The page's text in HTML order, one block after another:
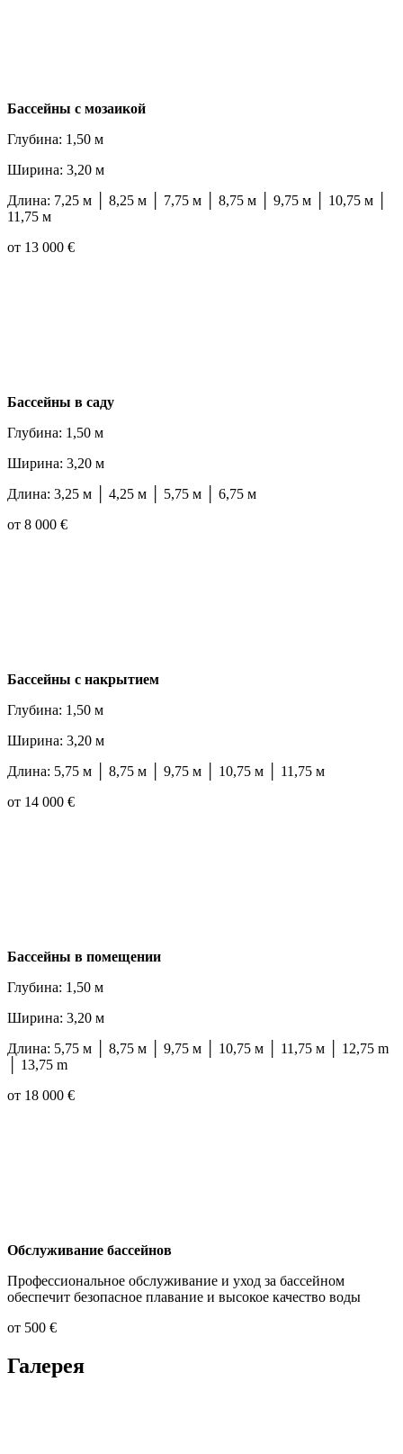
Бассейны с мозаикой
Глубина: 1,50 м
Ширина: 3,20 м
Длина: 7,25 м │ 8,25 м │ 7,75 м │ 8,75 м │ 9,75 м │ 10,75 м │
11,75 м
от 13 000 €
Бассейны в саду
Глубина: 1,50 м
Ширина: 3,20 м
Длина: 3,25 м │ 4,25 м │ 5,75 м │ 6,75 м
от 8 000 €
Бассейны с накрытием
Глубина: 1,50 м
Ширина: 3,20 м
Длина: 5,75 м │ 8,75 м │ 9,75 м │ 10,75 м │ 11,75 м
от 14 000 €
Бассейны в помещении
Глубина: 1,50 м
Ширина: 3,20 м
Длина: 5,75 м │ 8,75 м │ 9,75 м │ 10,75 м │ 11,75 м │ 12,75 m
│ 13,75 m
от 18 000 €
Обслуживание бассейнов
Профессиональное обслуживание и уход за бассейном
обеспечит безопасное плавание и высокое качество воды
от 500 €
Галерея